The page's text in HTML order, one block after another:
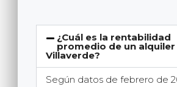
¿Cuál es la rentabilidad
promedio de un alquiler
Villaverde?
Según datos de febrero de